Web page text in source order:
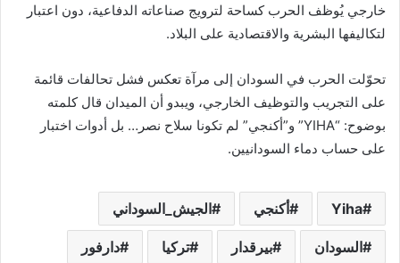
خارجي يُوظف الحرب كساحة لترويج صناعاته الدفاعية، دون اعتبار
لتكاليفها البشرية والاقتصادية على البلاد.
تحوّلت الحرب في السودان إلى مرآة تعكس فشل تحالفات قائمة
على التجريب والتوظيف الخارجي، ويبدو أن الميدان قال كلمته
بوضوح: “YIHA” و”أكنجي” لم تكونا سلاح نصر… بل أدوات اختبار
على حساب دماء السودانيين.
Yiha أكنجي الجيش_السوداني
السودان بيرقدار تركيا دارفور